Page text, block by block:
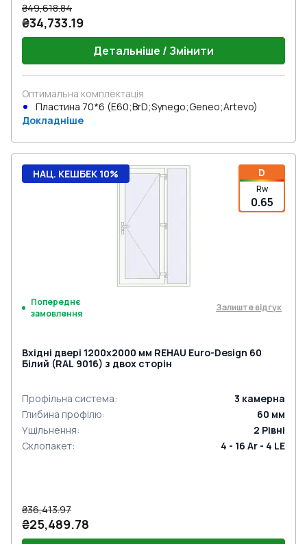
₴49,618.84
₴34,733.19
Детальніше / Змінити
Оптимальна комплектація
Пластина 70*6 (E60;BrD;Synego;Geneo;Artevo)
Докладніше
D
Rw
0.65
НАЦ. КЕШБЕК 10%
Попереднє
замовлення
Залиште відгук
Вхідні двері 1200x2000 мм REHAU Euro-Design 60
Білий (RAL 9016) з двох сторін
Профільна система: 3 камерна
Глибина профілю: 60 мм
Ущільнення: 2 Рівні
Склопакет: 4 - 16 Ar - 4 LE
₴36,413.97
₴25,489.78